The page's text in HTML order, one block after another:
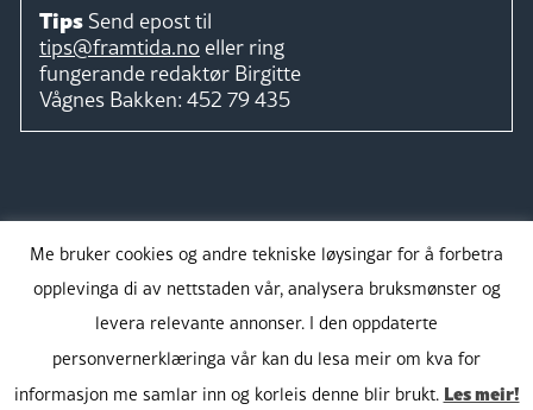
Tips Send epost til
tips@framtida.no eller ring
fungerande redaktør Birgitte
Vågnes Bakken: 452 79 435
Takk for støtta:
Me bruker cookies og andre tekniske løysingar for å forbetra
opplevinga di av nettstaden vår, analysera bruksmønster og
levera relevante annonser. I den oppdaterte
personvernerklæringa vår kan du lesa meir om kva for
informasjon me samlar inn og korleis denne blir brukt. Les meir!